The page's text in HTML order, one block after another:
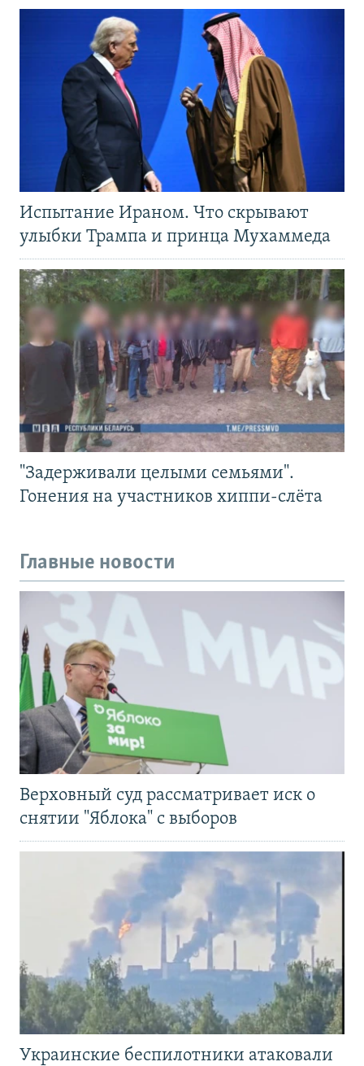
Испытание Ираном. Что скрывают
улыбки Трампа и принца Мухаммеда
"Задерживали целыми семьями".
Гонения на участников хиппи-слёта
Главные новости
Верховный суд рассматривает иск о
снятии "Яблока" с выборов
Украинские беспилотники атаковали